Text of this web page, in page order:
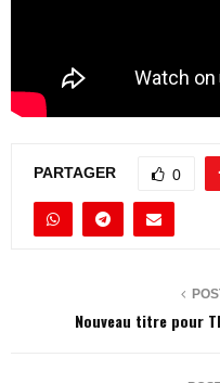
PARTAGER 0
Nouveau titre pour